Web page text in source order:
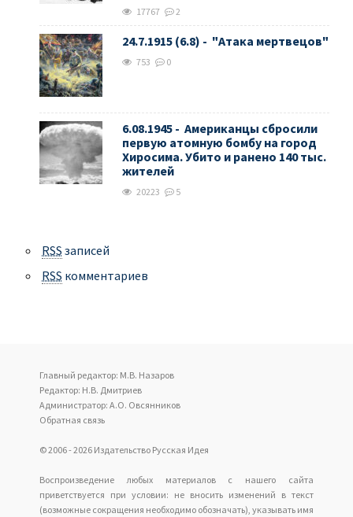
17767 2
24.7.1915 (6.8) - "Атака мертвецов"
753 0
6.08.1945 - Американцы сбросили
первую атомную бомбу на город
Хиросима. Убито и ранено 140 тыс.
жителей
20223 5
RSS записей
RSS комментариев
Главный редактор: М.В. Назаров
Редактор: Н.В. Дмитриев
Администратор: А.О. Овсянников
Обратная связь
© 2006 - 2026 Издательство Русская Идея
Воспроизведение любых материалов с нашего сайта
приветствуется при условии: не вносить изменений в текст
(возможные сокращения необходимо обозначать), указывать имя